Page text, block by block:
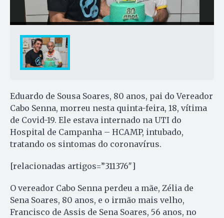
Eduardo de Sousa Soares, 80 anos, pai do Vereador
Cabo Senna, morreu nesta quinta-feira, 18, vítima
de Covid-19. Ele estava internado na UTI do
Hospital de Campanha – HCAMP, intubado,
tratando os sintomas do coronavírus.
[relacionadas artigos=”311376″]
O vereador Cabo Senna perdeu a mãe, Zélia de
Sena Soares, 80 anos, e o irmão mais velho,
Francisco de Assis de Sena Soares, 56 anos, no